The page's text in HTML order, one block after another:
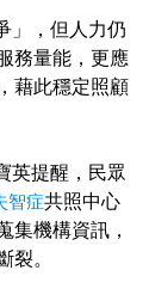
」，但人力仍
務量能，更應
藉此穩定照顧
英提醒，民眾
智症共照中心
集機構資訊，
裂。